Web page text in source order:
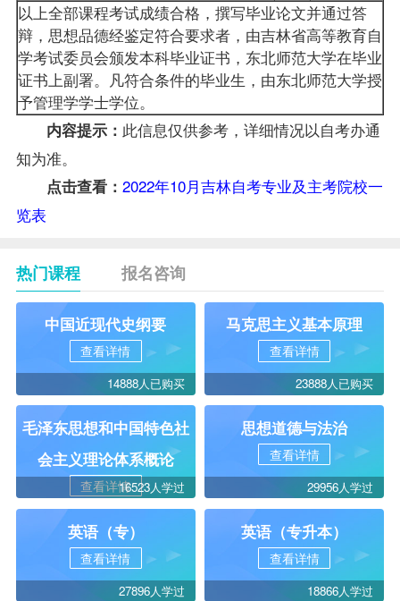
以上全部课程考试成绩合格，撰写毕业论文并通过答
辩，思想品德经鉴定符合要求者，由吉林省高等教育自
学考试委员会颁发本科毕业证书，东北师范大学在毕业
证书上副署。凡符合条件的毕业生，由东北师范大学授
予管理学学士学位。
内容提示： 此信息仅供参考，详细情况以自考办通
知为准。
点击查看： 2022年10月吉林自考专业及主考院校一
览表
热门课程 报名咨询
中国近现代史纲要
查看详情
14888人已购买
马克思主义基本原理
查看详情
23888人已购买
毛泽东思想和中国特色社
会主义理论体系概论
查看详情16523人学过
思想道德与法治
查看详情
29956人学过
英语（专）
查看详情
27896人学过
英语（专升本）
查看详情
18866人学过